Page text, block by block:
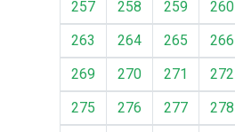
257
258 259 260
263
264 265 266
269
270 271 272
275
276 277 278